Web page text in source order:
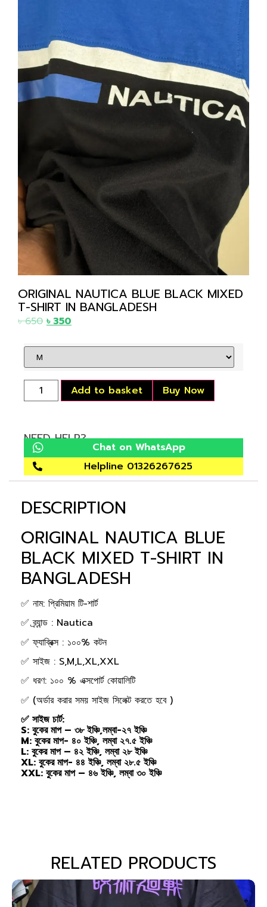
ORIGINAL NAUTICA BLUE BLACK MIXED
T-SHIRT IN BANGLADESH
৳650 ৳350
Add to basket Buy Now
NEED HELP?
Chat on WhatsApp
Helpline 01326267625
DESCRIPTION
ORIGINAL NAUTICA BLUE
BLACK MIXED T-SHIRT IN
BANGLADESH
✅ নাম: প্রিমিয়াম টি-শার্ট
✅ ব্র্যান্ড : Nautica
✅ ফ্যাব্রিক্স : ১০০% কটন
✅ সাইজ : S,M,L,XL,XXL
✅ ধরণ: ১০০ % এক্সপোর্ট কোয়ালিটি
✅ (অর্ডার করার সময় সাইজ সিলেক্ট করতে হবে )
✅ সাইজ চার্ট:
S: বুকের মাপ – ৩৮ ইঞ্চি,লম্বা-২৭ ইঞ্চি
M: বুকের মাপ- ৪০ ইঞ্চি, লম্বা ২৭.৫ ইঞ্চি
L: বুকের মাপ – ৪২ ইঞ্চি, লম্বা ২৮ ইঞ্চি
XL: বুকের মাপ- ৪৪ ইঞ্চি, লম্বা ২৮.৫ ইঞ্চি
XXL: বুকের মাপ – ৪৬ ইঞ্চি, লম্বা ৩০ ইঞ্চি
RELATED PRODUCTS